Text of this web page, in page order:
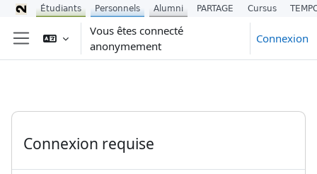
Passer au contenu principal
Panneau latéral
Vous êtes connecté
anonymement
Connexion
Connexion requise
Étudiants Personnels Alumni PARTAGE Cursus